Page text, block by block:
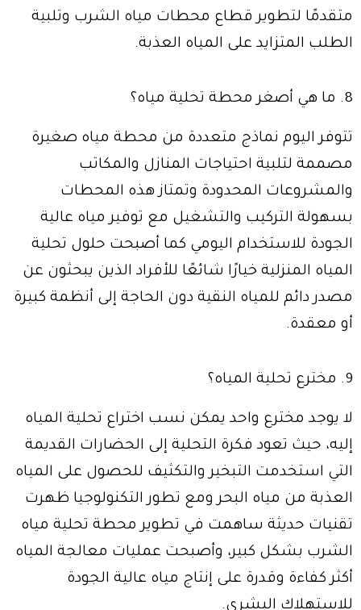
متقدمًا لتطوير قطاع محطات مياه الشرب وتلبية
الطلب المتزايد على المياه العذبة.
8. ما هي أصغر محطة تحلية مياه؟
تتوفر اليوم نماذج متعددة من محطة مياه صغيرة
مصممة لتلبية احتياجات المنازل والمكاتب
والمشروعات المحدودة وتمتاز هذه المحطات
بسهولة التركيب والتشغيل مع توفير مياه عالية
الجودة للاستخدام اليومي كما أصبحت حلول تحلية
المياه المنزلية خيارًا شائعًا للأفراد الذين يبحثون عن
مصدر دائم للمياه النقية دون الحاجة إلى أنظمة كبيرة
أو معقدة.
9. مخترع تحلية المياه؟
لا يوجد مخترع واحد يمكن نسب اختراع تحلية المياه
إليه، حيث تعود فكرة التحلية إلى الحضارات القديمة
التي استخدمت التبخير والتكثيف للحصول على المياه
العذبة من مياه البحر ومع تطور التكنولوجيا ظهرت
تقنيات حديثة ساهمت في تطوير محطة تحلية مياه
الشرب بشكل كبير، وأصبحت عمليات معالجة المياه
أكثر كفاءة وقدرة على إنتاج مياه عالية الجودة
للاستهلاك البشري.